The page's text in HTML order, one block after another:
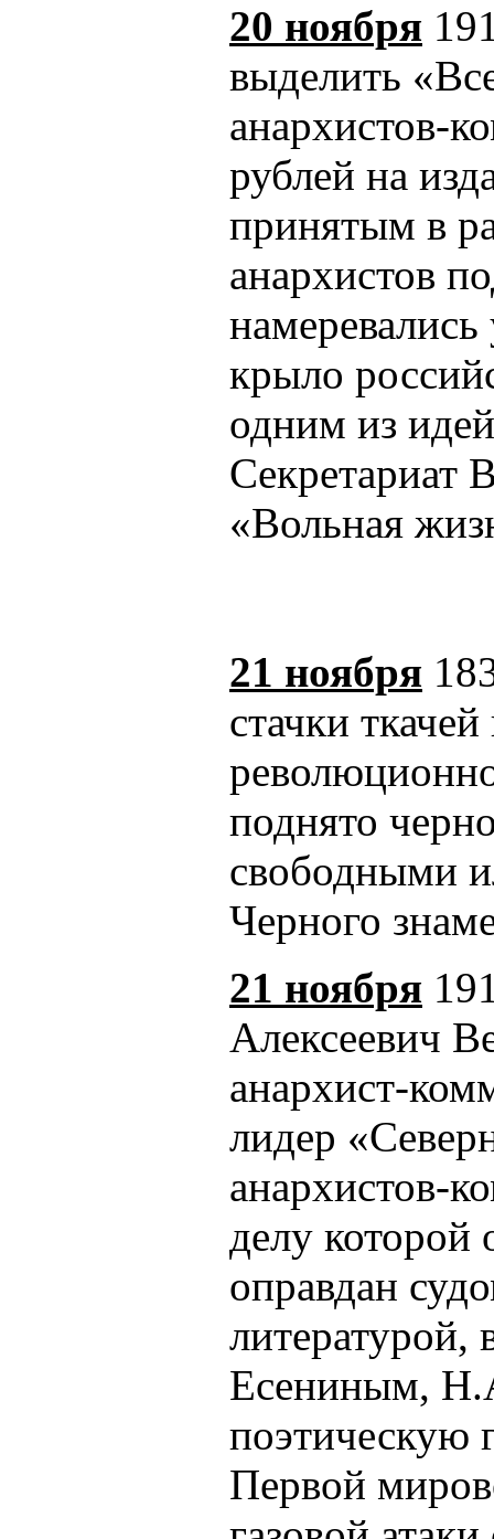
20 ноября
выделить
анархистов-
рублей на
принятым в
анархистов
крыло
одним из
Секретариат
«Вольная
21 ноября
стачки
поднято
свободными
Черного
21 ноября
Алексеевич
анархист-
лидер
анархистов-
делу
оправдан
Есениным,
поэтическую
Первой